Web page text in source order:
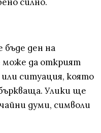
ден на
може да открият
ситуация, която
Улики ще
думи, символи